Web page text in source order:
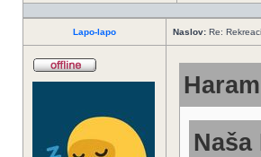
Lapo-lapo Naslov: Re: